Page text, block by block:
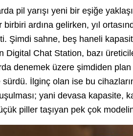
pil yarışı yeni bir eşiğe
ardına gelirken, yıl
Şimdi sahne, beş haneli
Digital Chat Station, bazı
denemek üzere şimdiden plan
İlginç olan ise bu
yani devasa kapasite,
piller taşıyan pek çok